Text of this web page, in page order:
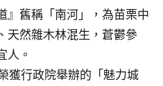
』舊稱「南河」，為苗栗中
天然雜木林混生，蒼鬱參
人。
獲行政院舉辦的「魅力城